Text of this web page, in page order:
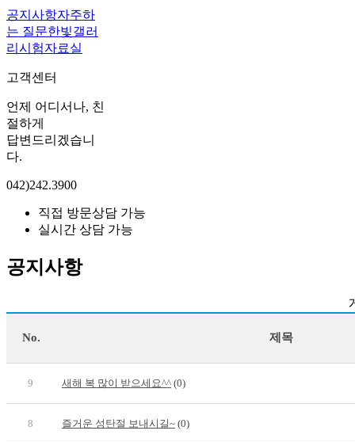
공지사항자주하
는 질문한빛갤러
리 시험자료실
고객센터
언제 어디서나, 친
절하게
답변드리겠습니
다.
042)242.3900
직접 방문상담 가능
실시간 상담 가능
공지사항
No. 제목
9 새해 복 많이 받으세요^^ (0)
8 즐거운 성탄절 보내시길~ (0)